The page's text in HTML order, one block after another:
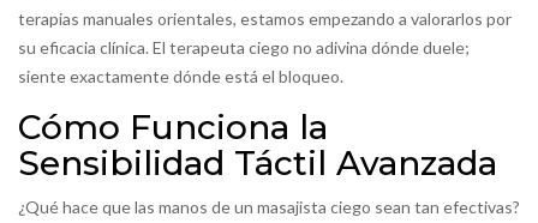
terapias manuales orientales, estamos empezando a valorarlos por
su eficacia clínica. El terapeuta ciego no adivina dónde duele;
siente exactamente dónde está el bloqueo.
Cómo Funciona la
Sensibilidad Táctil Avanzada
¿Qué hace que las manos de un masajista ciego sean tan efectivas?